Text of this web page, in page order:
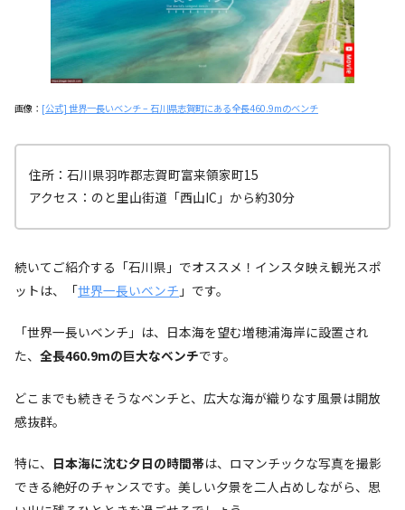
画像： [公式] 世界一長いベンチ – 石川県志賀町にある全長460.9mのベンチ
住所：石川県羽咋郡志賀町富来領家町15
アクセス：のと里山街道「西山IC」から約30分
続いてご紹介する「石川県」でオススメ！インスタ映え観光スポ
ットは、「世界一長いベンチ 」です。
「世界一長いベンチ」は、日本海を望む増穂浦海岸に設置され
た、 全長460.9mの巨大なベンチです。
どこまでも続きそうなベンチと、広大な海が織りなす風景は開放
感抜群。
特に、 日本海に沈む夕日の時間帯は、ロマンチックな写真を撮影
できる絶好のチャンスです。美しい夕景を二人占めしながら、思